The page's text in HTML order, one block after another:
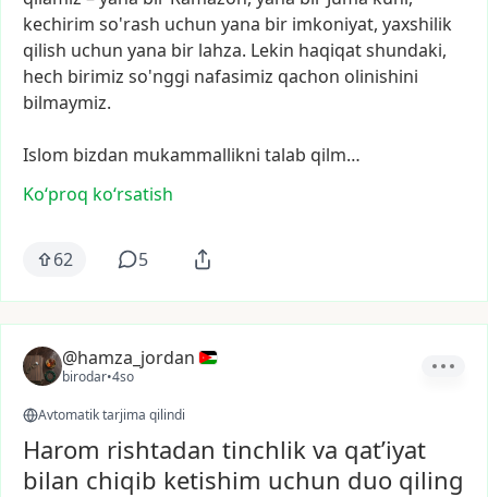
kechirim so'rash uchun yana bir imkoniyat, yaxshilik
qilish uchun yana bir lahza. Lekin haqiqatshundaki,
hech birimiz so'nggi nafasimiz qachon olinishini
bilmaymiz.
Islom bizdan mukammallikni talab qilm…
Ko‘proq koʻrsatish
62 5
@hamza_jordan
birodar•4so
Avtomatik tarjima qilindi
Harom rishtadan tinchlik va qat’iyat
bilan chiqib ketishim uchun duo qiling